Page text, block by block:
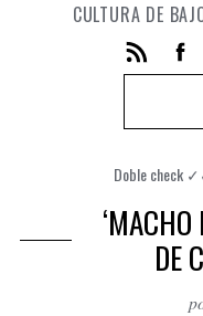
CULTURA DE
r
c
h
Doble check
DE